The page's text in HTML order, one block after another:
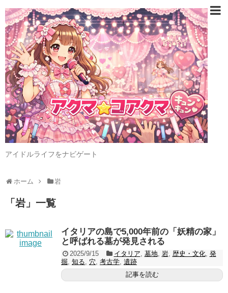
アイドルライフをナビゲート
ホーム 岩
「 岩 」 一覧
イタリアの島で5,000年前の「妖精の家」
と呼ばれる墓が発見される
2025/9/15 イタリア 墓地, 岩, 歴史・文化, 発
掘 知る 穴 考古学 遺跡
記事を読む